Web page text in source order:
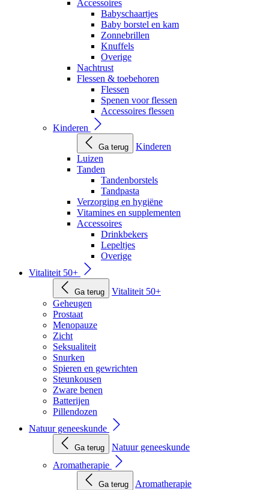
Accessoires
Babyschaartjes
Baby borstel en kam
Zonnebrillen
Knuffels
Overige
Nachtrust
Flessen & toebehoren
Flessen
Spenen voor flessen
Accessoires flessen
Kinderen
Ga terug
Kinderen
Luizen
Tanden
Tandenborstels
Tandpasta
Verzorging en hygiëne
Vitamines en supplementen
Accessoires
Drinkbekers
Lepeltjes
Overige
Vitaliteit 50+
Ga terug
Vitaliteit 50+
Geheugen
Prostaat
Menopauze
Zicht
Seksualiteit
Snurken
Spieren en gewrichten
Steunkousen
Zware benen
Batterijen
Pillendozen
Natuur geneeskunde
Ga terug
Natuur geneeskunde
Aromatherapie
Ga terug
Aromatherapie